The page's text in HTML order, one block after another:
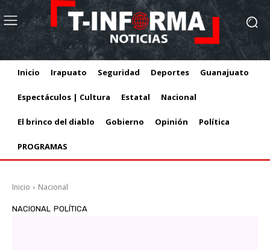
Inicio Irapuato Seguridad Deportes Guanajuato
Espectáculos | Cultura Estatal Nacional
El brinco del diablo Gobierno Opinión Política
PROGRAMAS
Inicio Nacional
NACIONAL POLÍTICA